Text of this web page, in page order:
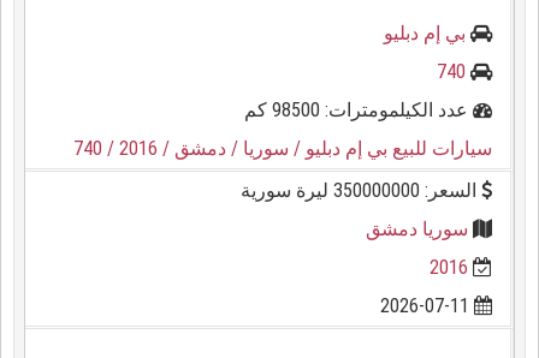
بي إم دبليو
740
عدد الكيلمومترات: 98500 كم
سيارات للبيع بي إم دبليو / سوريا / دمشق / 2016
/ 740
السعر: 350000000 ليرة سورية
سوريا دمشق
2016